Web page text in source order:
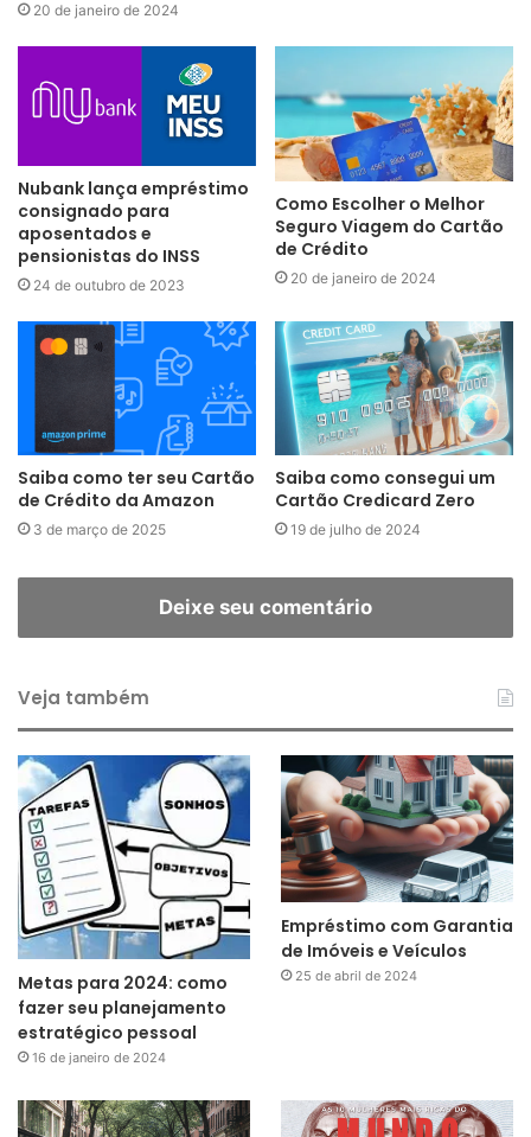
20 de janeiro de 2024
Nubank lança empréstimo
consignado para
aposentados e
pensionistas do INSS
24 de outubro de 2023
Como Escolher o Melhor
Seguro Viagem do Cartão
de Crédito
20 de janeiro de 2024
Saiba como ter seu Cartão
de Crédito da Amazon
3 de março de 2025
Saiba como consegui um
Cartão Credicard Zero
19 de julho de 2024
Deixe seu comentário
Veja também
Metas para 2024: como
fazer seu planejamento
estratégico pessoal
16 de janeiro de 2024
Empréstimo com Garantia
de Imóveis e Veículos
25 de abril de 2024